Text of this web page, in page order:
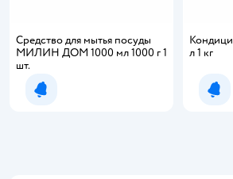
Средство для мытья посуды
МИЛИН ДОМ 1000 мл 1000 г 1
шт.
Уведомить о появлении
л 1 кг